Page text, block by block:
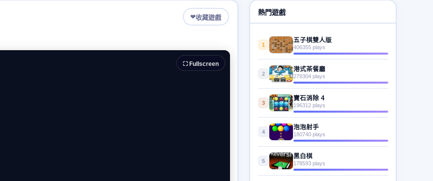
❤收藏遊戲
⛶ Fullscreen
熱門遊戲
1
五子棋雙人版
406355 plays
2
港式茶餐廳
279304 plays
3
寶石消除 4
196312 plays
4
泡泡射手
180740 plays
5
黑白棋
178593 plays